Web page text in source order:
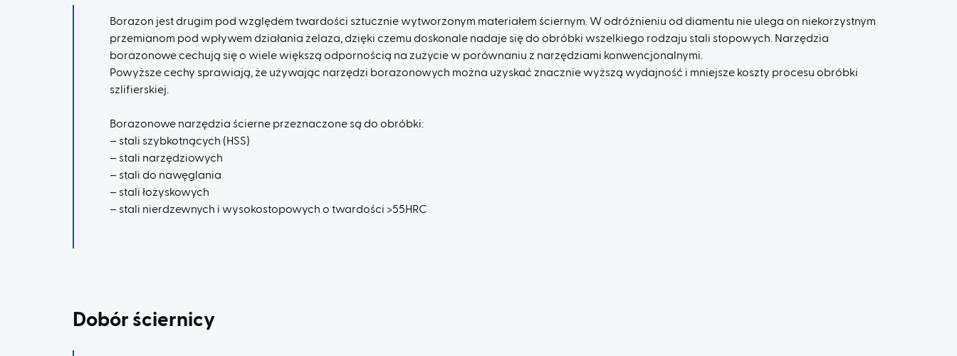
Borazon jest drugim pod względem twardości sztucznie wytworzonym materiałem ściernym. W odróżnieniu od diamentu nie ulega on niekorzystnym
przemianom pod wpływem działania żelaza, dzięki czemu doskonale nadaje się do obróbki wszelkiego rodzaju stali stopowych. Narzędzia
borazonowe cechują się o wiele większą odpornością na zużycie w porównaniu z narzędziami konwencjonalnymi.
Powyższe cechy sprawiają, że używając narzędzi borazonowych można uzyskać znacznie wyższą wydajność i mniejsze koszty procesu obróbki
szlifierskiej.
Borazonowe narzędzia ścierne przeznaczone są do obróbki:
– stali szybkotnących (HSS)
– stali narzędziowych
– stali do nawęglania
– stali łożyskowych
– stali nierdzewnych i wysokostopowych o twardości >55HRC
Dobór ściernicy